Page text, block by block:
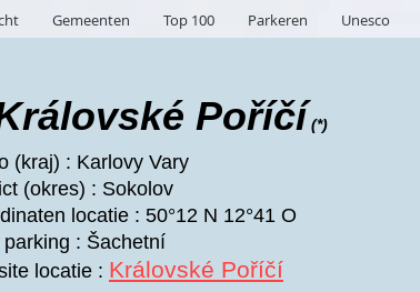
Gemeenten Top 100 Parkeren Unesco
Poříčí (*)
(kraj) : Karlovy Vary
(okres) : Sokolov
locatie : 50°12 N 12°41 O
parking : Šachetní
locatie : Královské Poříčí